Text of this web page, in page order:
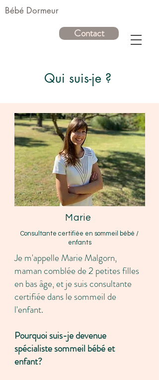
Bébé Dormeur
Contact
Qui suis-je ?
Marie
Consultante certifiée en sommeil bébé /
enfants
Je m'appelle Marie Malgorn,
maman comblée de 2 petites filles
en bas âge, et je suis consultante
certifiée dans le sommeil de
l'enfant.
Pourquoi suis-je devenue
spécialiste sommeil bébé et
enfant?